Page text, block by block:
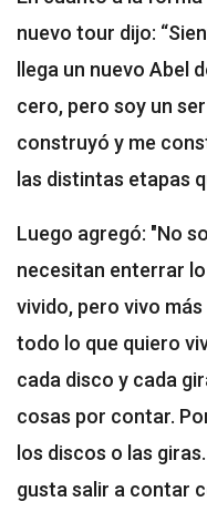
nuevo tour dijo:
llega un nuevo Abel
cero, pero soy un
construyó y me
las distintas etapas
Luego agregó: "No
necesitan enterrar
vivido, pero vivo
todo lo que quiero
cada disco y cada
cosas por contar.
los discos o las
gusta salir a contar